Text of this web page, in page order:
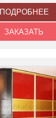
ПОДРОБНЕЕ
ЗАКАЗАТЬ